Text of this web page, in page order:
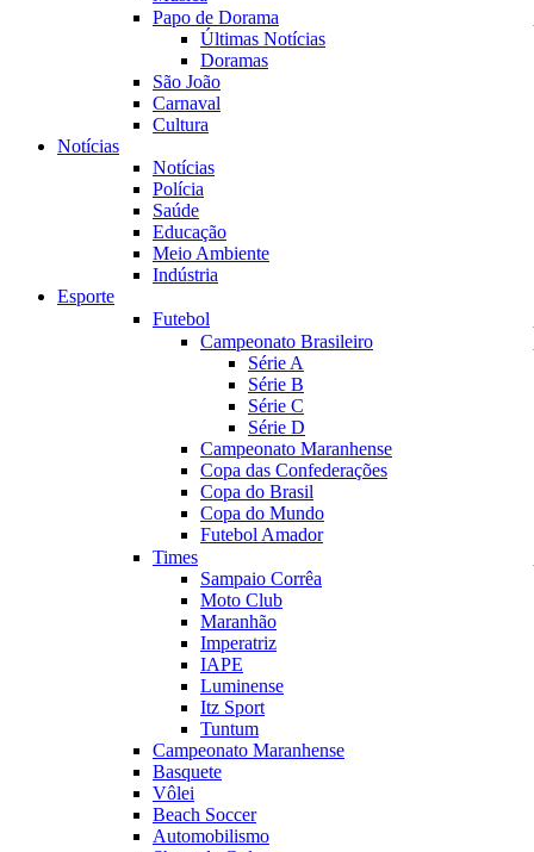
Papo de Dorama
Últimas Notícias
Doramas
São João
Carnaval
Cultura
Notícias
Notícias
Polícia
Saúde
Educação
Meio Ambiente
Indústria
Esporte
Futebol
Campeonato Brasileiro
Série A
Série B
Série C
Série D
Campeonato Maranhense
Copa das Confederações
Copa do Brasil
Copa do Mundo
Futebol Amador
Times
Sampaio Corrêa
Moto Club
Maranhão
Imperatriz
IAPE
Luminense
Itz Sport
Tuntum
Campeonato Maranhense
Basquete
Vôlei
Beach Soccer
Automobilismo